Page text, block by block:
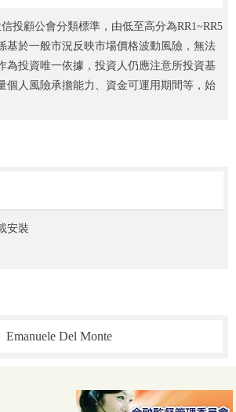
投顧公會分類標準，由低至高分為RR1~RR5
基於一般市況反映市場價格波動風險，無法
為投資唯一依據，投資人仍應注意所投資基
個人風險承擔能力、資金可運用期間等，始
安裝
Emanuele Del Monte